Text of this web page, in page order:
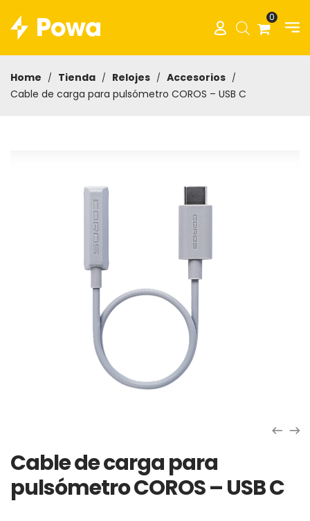
0
Home / Tienda / Relojes / Accesorios /
Cable de carga para pulsómetro COROS – USB C
Cable de carga para
pulsómetro COROS – USB C